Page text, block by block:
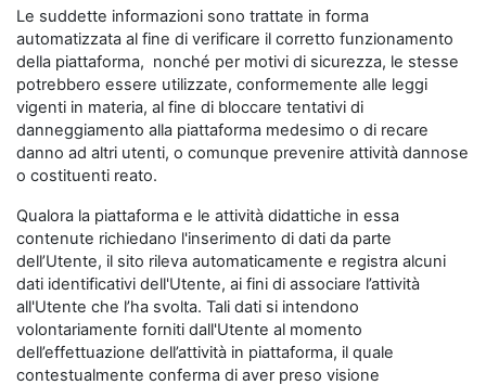
Le suddette informazioni sono trattate in forma
automatizzata al fine di verificare il corretto funzionamento
della piattaforma, nonché per motivi di sicurezza, le stesse
potrebbero essere utilizzate, conformemente alle leggi
vigenti in materia, al fine di bloccare tentativi di
danneggiamento alla piattaforma medesimo o di recare
danno ad altri utenti, o comunque prevenire attività dannose
o costituenti reato.
Qualora la piattaforma e le attività didattiche in essa
contenute richiedano l'inserimento di dati da parte
dell’Utente, il sito rileva automaticamente e registra alcuni
dati identificativi dell'Utente, ai fini di associare l’attività
all'Utente che l’ha svolta. Tali dati si intendono
volontariamente forniti dall'Utente al momento
dell’effettuazione dell’attività in piattaforma, il quale
contestualmente conferma di aver preso visione